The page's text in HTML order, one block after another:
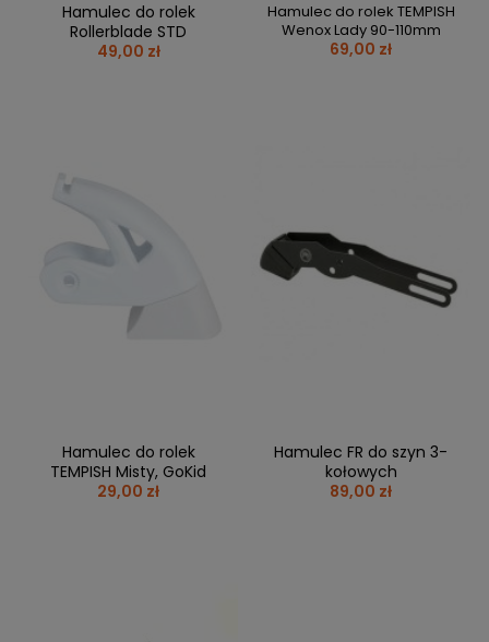
Hamulec do rolek
Rollerblade STD
49,00 zł
Hamulec do rolek TEMPISH
Wenox Lady 90-110mm
69,00 zł
Hamulec do rolek
TEMPISH Misty, GoKid
29,00 zł
Hamulec FR do szyn 3-
kołowych
89,00 zł